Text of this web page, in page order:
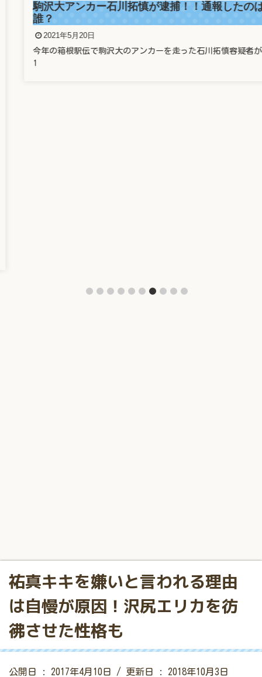
駒沢大アンカー石川拓慎が逮捕！！通報したのは
誰？
2021年5月20日
今年の箱根駅伝で駒沢大のアンカーを走った石川拓慎容疑者が、
祐真キキを嫌いと言われる理由
は自慢が原因！沢尻エリカを彷
彿させた性格も
公開日 : 2017年4月10日 / 更新日 : 2018年10月3日